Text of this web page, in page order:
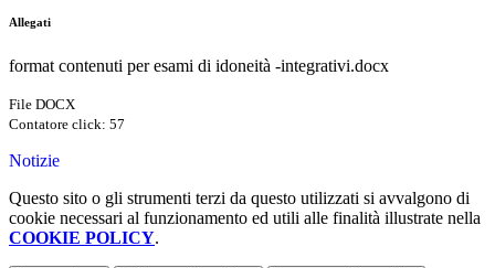
Allegati
format contenuti per esami di idoneità -integrativi.docx
File DOCX
Contatore click: 57
Notizie
Questo sito o gli strumenti terzi da questo utilizzati si avvalgono di
cookie necessari al funzionamento ed utili alle finalità illustrate nella
COOKIE POLICY.